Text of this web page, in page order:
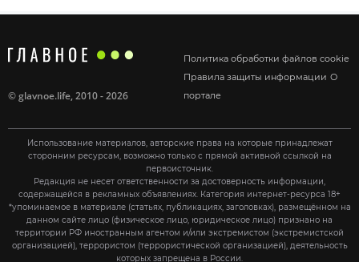
Политика обработки файлов cookie
Правила защиты информации О
портале
©glavnoe.life, 2010 - 2026
Использование материалов, авторские права на которые принадлежат
сторонним ресурсам, возможно только с прямой активной ссылкой на
первоисточник.
Редакция не несет ответственности за достоверность информации,
содержащейся в рекламных объявлениях. Категория интернет-ресурса 18+
*упоминаемое в материале (статьях, публикациях, заголовках), размещённом на
данном сайте лицо (физическое лицо, юридическое лицо) признано на
территории РФ иностранным агентом и/или экстремистом (экстремистской
организацией), террористом (террористической организацией), деятельность
которых запрещена в России.